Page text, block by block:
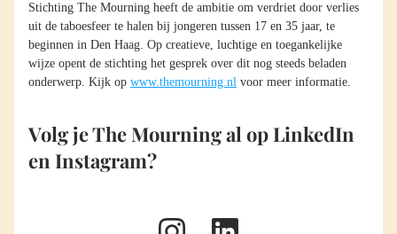
Stichting The Mourning heeft de ambitie om verdriet door verlies
uit de taboesfeer te halen bij jongeren tussen 17 en 35 jaar, te
beginnen in Den Haag. Op creatieve, luchtige en toegankelijke
wijze opent de stichting het gesprek over dit nog steeds beladen
onderwerp. Kijk op www.themourning.nl voor meer informatie.
Volg je The Mourning al op LinkedIn
en Instagram?